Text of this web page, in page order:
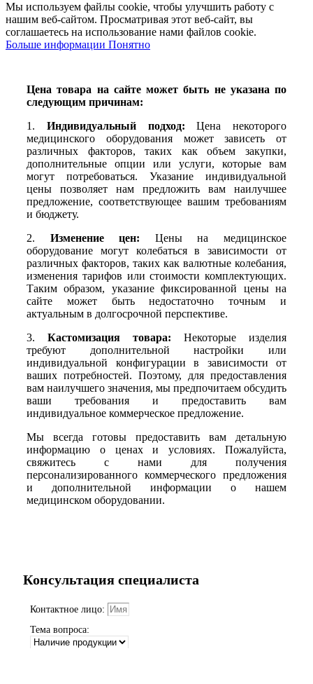
Мы используем файлы cookie, чтобы улучшить работу с
нашим веб-сайтом. Просматривая этот веб-сайт, вы
соглашаетесь на использование нами файлов cookie.
Больше информации Больше
Понятно
Цена товара на сайте может быть не указана по
следующим причинам:
1. Индивидуальный подход: Цена некоторого
медицинского оборудования может зависеть от
различных факторов, таких как объем закупки,
дополнительные опции или услуги, которые вам
могут потребоваться. Указание индивидуальной
цены позволяет нам предложить вам наилучшее
предложение, соответствующее вашим требованиям
и бюджету.
2. Изменение цен: Цены на медицинское
оборудование могут колебаться в зависимости от
различных факторов, таких как валютные колебания,
изменения тарифов или стоимости комплектующих.
Таким образом, указание фиксированной цены на
сайте может быть недостаточно точным и
актуальным в долгосрочной перспективе.
3. Кастомизация товара: Некоторые изделия
требуют дополнительной настройки или
индивидуальной конфигурации в зависимости от
ваших потребностей. Поэтому, для предоставления
вам наилучшего значения, мы предпочитаем обсудить
ваши требования и предоставить вам
индивидуальное коммерческое предложение.
Мы всегда готовы предоставить вам детальную
информацию о ценах и условиях. Пожалуйста,
свяжитесь с нами для получения
персонализированного коммерческого предложения
и дополнительной информации о нашем
медицинском оборудовании.
Консультация специалиста
Контактное лицо:
Тема вопроса: